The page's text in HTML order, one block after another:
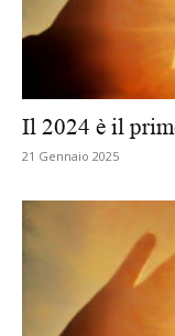
Il 2024 è il
21 Gennaio 2025